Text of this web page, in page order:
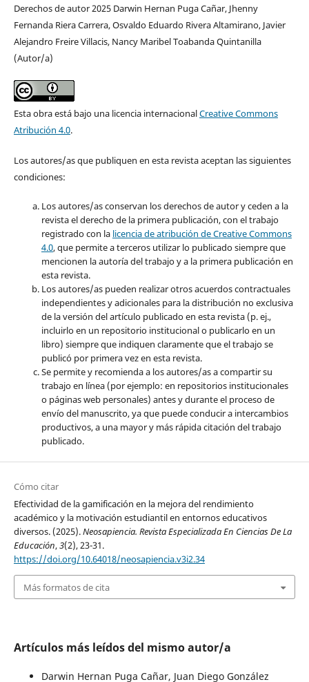
Derechos de autor 2025 Darwin Hernan Puga Cañar, Jhenny
Fernanda Riera Carrera, Osvaldo Eduardo Rivera Altamirano, Javier
Alejandro Freire Villacis, Nancy Maribel Toabanda Quintanilla
(Autor/a)
Esta obra está bajo una licencia internacionalCreative Commons
Atribución 4.0.
Los autores/as que publiquen en esta revista aceptan las siguientes
condiciones:
Los autores/as conservan los derechos de autor y ceden a la
revista el derecho de la primera publicación, con el trabajo
registrado con la licencia de atribución de Creative Commons
4.0, que permite a terceros utilizar lo publicado siempre que
mencionen la autoría del trabajo y a la primera publicación en
esta revista.
Los autores/as pueden realizar otros acuerdos contractuales
independientes y adicionales para la distribución no exclusiva
de la versión del artículo publicado en esta revista (p. ej.,
incluirlo en un repositorio institucional o publicarlo en un
libro) siempre que indiquen claramente que el trabajo se
publicó por primera vez en esta revista.
Se permite y recomienda a los autores/as a compartir su
trabajo en línea (por ejemplo: en repositorios institucionales
o páginas web personales) antes y durante el proceso de
envío del manuscrito, ya que puede conducir a intercambios
productivos, a una mayor y más rápida citación del trabajo
publicado.
Cómo citar
Efectividad de la gamificación en la mejora del rendimiento
académico y la motivación estudiantil en entornos educativos
diversos. (2025).Neosapiencia. Revista Especializada En Ciencias De La
Educación,3(2), 23-31.
https://doi.org/10.64018/neosapiencia.v3i2.34
Más formatos de cita
Artículos más leídos del mismo autor/a
Darwin Hernan Puga Cañar, Juan Diego González